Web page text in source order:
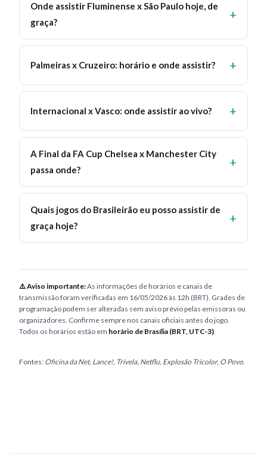
Onde assistir Fluminense x São Paulo hoje, de
graça?
Palmeiras x Cruzeiro: horário e onde assistir?
Internacional x Vasco: onde assistir ao vivo?
A Final da FA Cup Chelsea x Manchester City
passa onde?
Quais jogos do Brasileirão eu posso assistir de
graça hoje?
⚠️ Aviso importante:As informações de horários e canais de
transmissão foram verificadas em 16/05/2026 às 12h (BRT). Grades de
programação podem ser alteradas sem aviso prévio pelas emissoras ou
organizadores. Confirme sempre nos canais oficiais antes do jogo.
Todos os horários estão em horário de Brasília (BRT, UTC-3).
Fontes: Oficina da Net, Lance!, Trivela, Netflu, Explosão Tricolor, O Povo.